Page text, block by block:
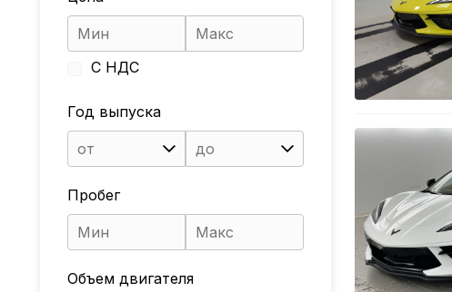
С НДС
Год выпуска
от до
Пробег
Объем двигателя